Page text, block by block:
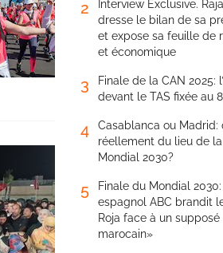
2
Interview Exclusive.
dresse le bilan de sa
et expose sa feuille de
et économique
3
Finale de la CAN 2025:
devant le TAS fixée au
4
Casablanca ou Madrid:
réellement du lieu de
Mondial 2030?
5
Finale du Mondial
espagnol ABC brandit
Roja face à un
marocain»